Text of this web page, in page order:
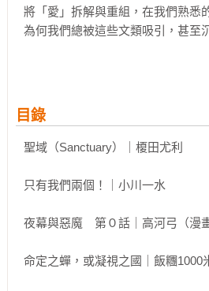
將「愛」拆解與重組，在我們熟悉
為何我們總被這些文類吸引，甚至
背對即將滅亡的一切，忘掉無法歸
如果我們肉體潰爛後只剩下愛的
西裝男子與女裝男大生困在宇宙船
是否仍擁有自由意志？而渣男在與
般的愛戀；在遠離地球的宇宙盡頭
目錄
聖域（Sanctuary）｜榎田尤利
只有我們兩個！｜小川一水
夜幕與惡魔　第０話｜高河弓（漫
命定之蟬，或凝視之國｜飯糰1000